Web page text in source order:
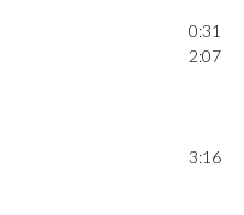
0:31
2:07
3:16